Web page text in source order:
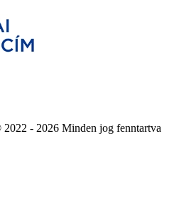
- 2026 Minden jog fenntartva